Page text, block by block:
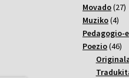
Movado 2727
Muziko 44
Pedagogio-
Poezio 4646